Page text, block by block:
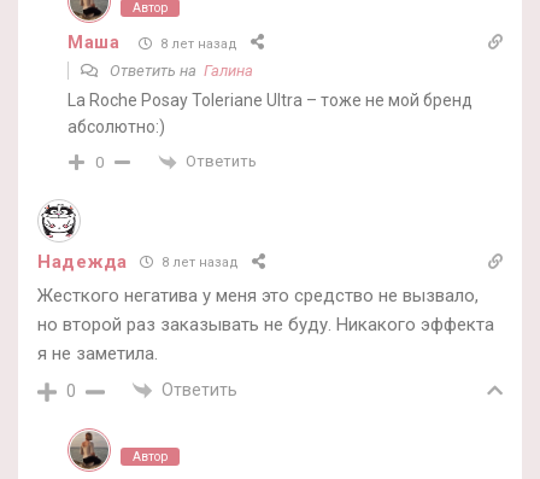
Автор
Маша 8 лет назад
Ответить на Галина
La Roche Posay Toleriane Ultra – тоже не мой бренд
абсолютно:)
0 Ответить
Надежда 8 лет назад
Жесткого негатива у меня это средство не вызвало,
но второй раз заказывать не буду. Никакого эффекта
я не заметила.
0 Ответить
Автор